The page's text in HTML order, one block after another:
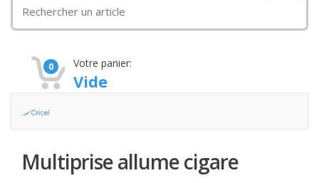
0 Votre panier:
Vide
Multiprise allume cigare